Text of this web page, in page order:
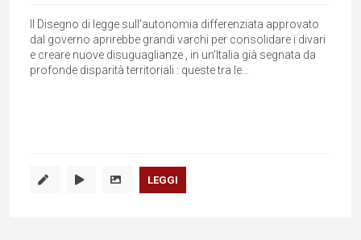
Il Disegno di legge sull'autonomia differenziata approvato
dal governo aprirebbe grandi varchi per consolidare i divari
e creare nuove disuguaglianze , in un'Italia già segnata da
profonde disparità territoriali : queste tra le...
LEGGI